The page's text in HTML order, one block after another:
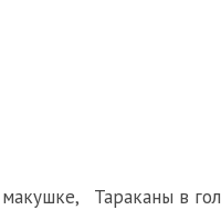
, Тараканы в